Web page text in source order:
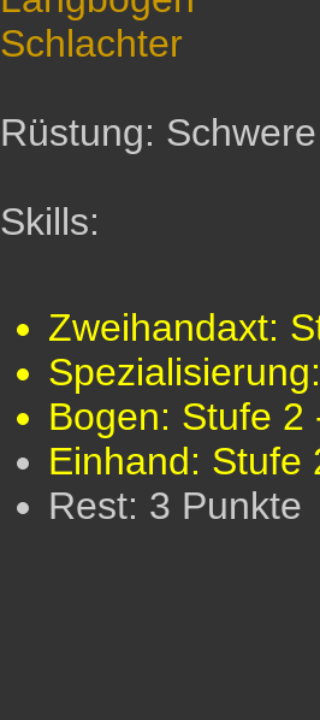
Schlachter
Rüstung:
Skills:
Zweihandaxt:
Bogen: Stufe 2
Einhand: Stufe
Rest: 3 Punkte